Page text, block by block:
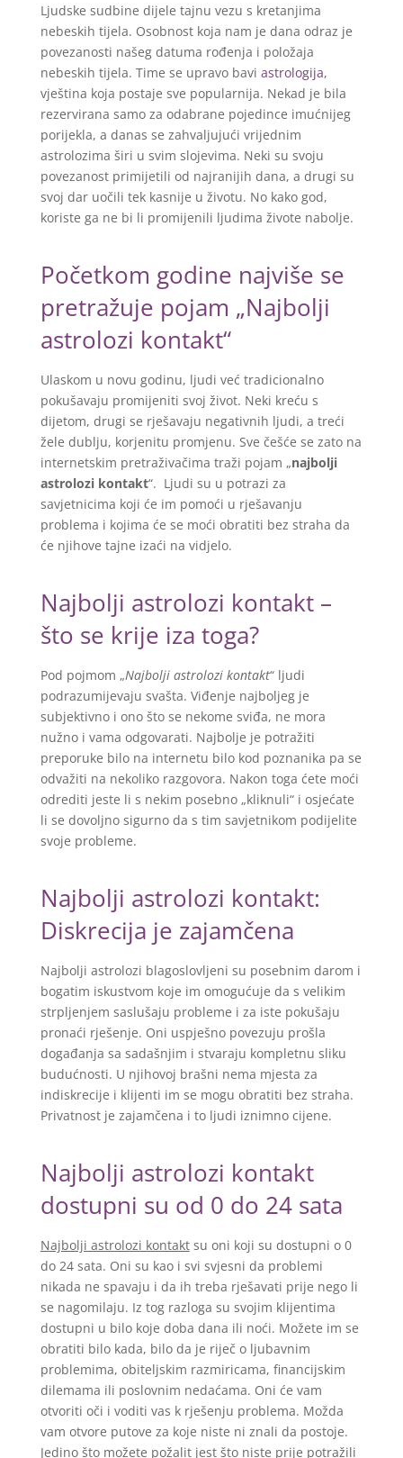
Ljudske sudbine dijele tajnu vezu s kretanjima
nebeskih tijela. Osobnost koja nam je dana odraz je
povezanosti našeg datuma rođenja i položaja
nebeskih tijela. Time se upravo bavi astrologija,
vještina koja postaje sve popularnija. Nekad je bila
rezervirana samo za odabrane pojedince imućnijeg
porijekla, a danas se zahvaljujući vrijednim
astrolozima širi u svim slojevima. Neki su svoju
povezanost primijetili od najranijih dana, a drugi su
svoj dar uočili tek kasnije u životu. No kako god,
koriste ga ne bi li promijenili ljudima živote nabolje.
Početkom godine najviše se
pretražuje pojam „Najbolji
astrolozi kontakt“
Ulaskom u novu godinu, ljudi već tradicionalno
pokušavaju promijeniti svoj život. Neki kreću s
dijetom, drugi se rješavaju negativnih ljudi, a treći
žele dublju, korjenitu promjenu. Sve češće se zato na
internetskim pretraživačima traži pojam „najbolji
astrolozi kontakt“. Ljudi su u potrazi za
savjetnicima koji će im pomoći u rješavanju
problema i kojima će se moći obratiti bez straha da
će njihove tajne izaći na vidjelo.
Najbolji astrolozi kontakt –
što se krije iza toga?
Pod pojmom „Najbolji astrolozi kontakt“ ljudi
podrazumijevaju svašta. Viđenje najboljeg je
subjektivno i ono što se nekome sviđa, ne mora
nužno i vama odgovarati. Najbolje je potražiti
preporuke bilo na internetu bilo kod poznanika pa se
odvažiti na nekoliko razgovora. Nakon toga ćete moći
odrediti jeste li s nekim posebno „kliknuli“ i osjećate
li se dovoljno sigurno da s tim savjetnikom podijelite
svoje probleme.
Najbolji astrolozi kontakt:
Diskrecija je zajamčena
Najbolji astrolozi blagoslovljeni su posebnim darom i
bogatim iskustvom koje im omogućuje da s velikim
strpljenjem saslušaju probleme i za iste pokušaju
pronaći rješenje. Oni uspješno povezuju prošla
događanja sa sadašnjim i stvaraju kompletnu sliku
budućnosti. U njihovoj brašni nema mjesta za
indiskrecije i klijenti im se mogu obratiti bez straha.
Privatnost je zajamčena i to ljudi iznimno cijene.
Najbolji astrolozi kontakt
dostupni su od 0 do 24 sata
Najbolji astrolozi kontaktsu oni koji su dostupni o 0
do 24 sata. Oni su kao i svi svjesni da problemi
nikada ne spavaju i da ih treba rješavati prije nego li
se nagomilaju. Iz tog razloga su svojim klijentima
dostupni u bilo koje doba dana ili noći. Možete im se
obratiti bilo kada, bilo da je riječ o ljubavnim
problemima, obiteljskim razmiricama, financijskim
dilemama ili poslovnim nedaćama. Oni će vam
otvoriti oči i voditi vas k rješenju problema. Možda
vam otvore putove za koje niste ni znali da postoje.
Jedino što možete požalit jest što niste prije potražili